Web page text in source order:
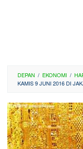
DEPAN / EKONOMI /
KAMIS 9 JUNI 2016 DI